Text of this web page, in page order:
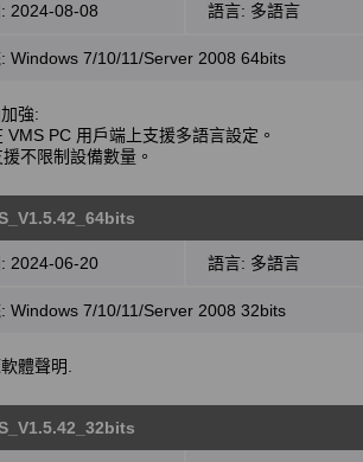
2024-08-08 語言: 多語言
Windows 7/10/11/Server 2008 64bits
強:
VMS PC 用戶端上支援多語言設定。
不限制設備數量。
2024-06-20 語言: 多語言
Windows 7/10/11/Server 2008 32bits
體聲明.